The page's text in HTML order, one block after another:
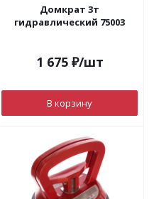
Домкрат 3т
гидравлический 75003
1 675₽/шт
В корзину